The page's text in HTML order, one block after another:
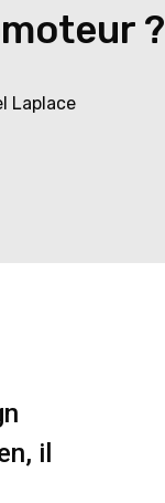
?
Laplace
il